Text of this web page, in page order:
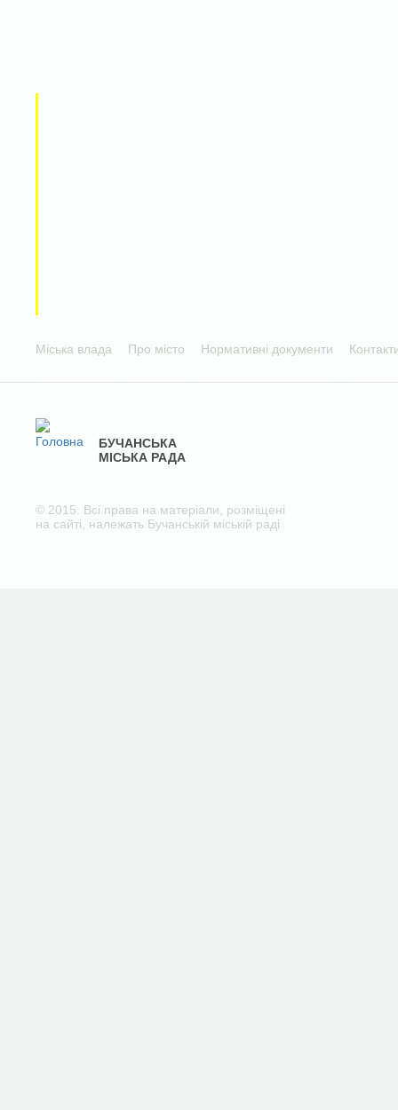
Міська влада Про місто Нормативні документи
БУЧАНСЬКА
МІСЬКА РАДА
© 2015. Всі права на матеріали, розміщені
на сайті, належать Бучанській міській раді